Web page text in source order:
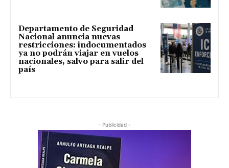
Departamento de Seguridad
Nacional anuncia nuevas
restricciones: indocumentados
ya no podrán viajar en vuelos
nacionales, salvo para salir del
país
- Publicidad -